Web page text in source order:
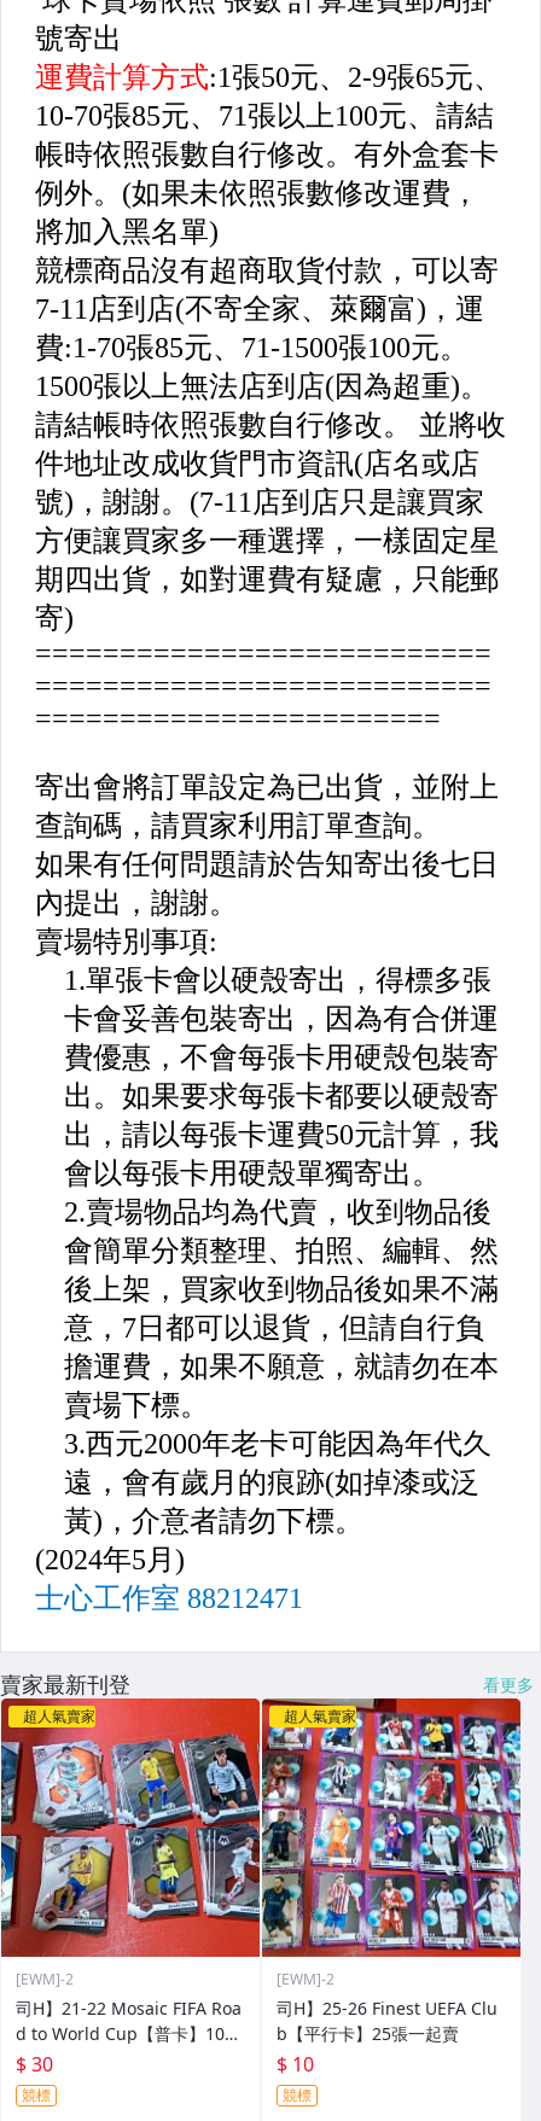
賣家最新刊登 看更多
超人氣賣家
[EWM]-2
司H】21-22 Mosaic FIFA Roa
d to World Cup【普卡】100
張一起賣
$ 30
競標
超人氣賣家
[EWM]-2
司H】25-26 Finest UEFA Clu
b【平行卡】25張一起賣
$ 10
競標